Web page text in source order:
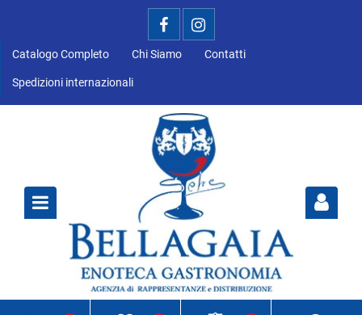
Catalogo Completo Chi Siamo Contatti
Spedizioni internazionali